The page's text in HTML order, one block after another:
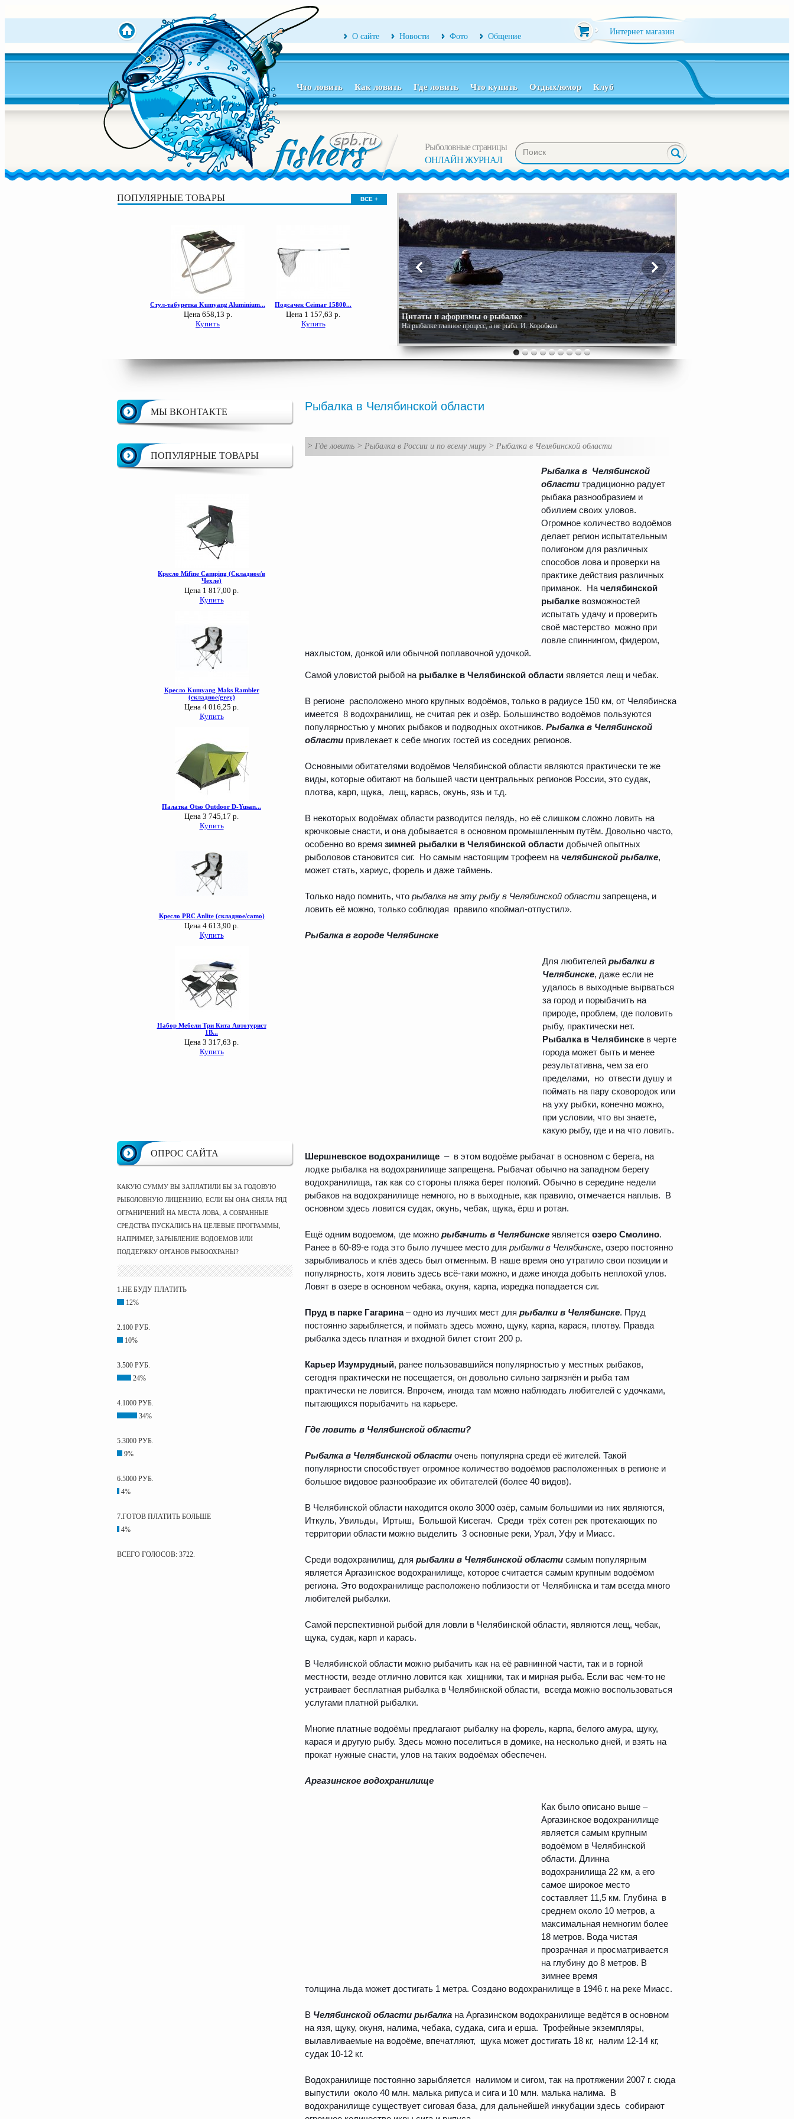
О сайте Новости Фото Общение
Интернет магазин
Что ловить Как ловить Где ловить Что купить Отдых/юмор Клуб
Рыболовные страницы
ОНЛАЙН ЖУРНАЛ
ПОПУЛЯРНЫЕ ТОВАРЫ ВСЕ +
Цитаты и афоризмы о рыбалке
На рыбалке главное процесс, а не рыба. И. Коробков
МЫ ВКОНТАКТЕ
ПОПУЛЯРНЫЕ ТОВАРЫ
ОПРОС САЙТА
КАКУЮ СУММУ ВЫ ЗАПЛАТИЛИ БЫ ЗА ГОДОВУЮ
РЫБОЛОВНУЮ ЛИЦЕНЗИЮ, ЕСЛИ БЫ ОНА СНЯЛА РЯД
ОГРАНИЧЕНИЙ НА МЕСТА ЛОВА, А СОБРАННЫЕ
СРЕДСТВА ПУСКАЛИСЬ НА ЦЕЛЕВЫЕ ПРОГРАММЫ,
НАПРИМЕР, ЗАРЫБЛЕНИЕ ВОДОЕМОВ ИЛИ
ПОДДЕРЖКУ ОРГАНОВ РЫБООХРАНЫ?
1.НЕ БУДУ ПЛАТИТЬ
12%
2.100 РУБ.
10%
3.500 РУБ.
24%
4.1000 РУБ.
34%
5.3000 РУБ.
9%
6.5000 РУБ.
4%
7.ГОТОВ ПЛАТИТЬ БОЛЬШЕ
4%
ВСЕГО ГОЛОСОВ: 3722.
Рыбалка в Челябинской области
> Где ловить > Рыбалка в России и по всему миру > Рыбалка в Челябинской области
Рыбалка в Челябинской
области традиционно радует
рыбака разнообразием и
обилием своих уловов.
Огромное количество водоёмов
делает регион испытательным
полигоном для различных
способов лова и проверки на
практике действия различных
приманок. На челябинской
рыбалке возможностей
испытать удачу и проверить
своё мастерство можно при
ловле спиннингом, фидером,
нахлыстом, донкой или обычной поплавочной удочкой.
Самой уловистой рыбой на рыбалке в Челябинской области является лещ и чебак.
В регионе расположено много крупных водоёмов, только в радиусе 150 км, от Челябинска
имеется 8 водохранилищ, не считая рек и озёр. Большинство водоёмов пользуются
популярностью у многих рыбаков и подводных охотников. Рыбалка в Челябинской
области привлекает к себе многих гостей из соседних регионов.
Основными обитателями водоёмов Челябинской области являются практически те же
виды, которые обитают на большей части центральных регионов России, это судак,
плотва, карп, щука, лещ, карась, окунь, язь и т.д.
В некоторых водоёмах области разводится пелядь, но её слишком сложно ловить на
крючковые снасти, и она добывается в основном промышленным путём. Довольно часто,
особенно во время зимней рыбалки в Челябинской области добычей опытных
рыболовов становится сиг. Но самым настоящим трофеем на челябинской рыбалке,
может стать, хариус, форель и даже таймень.
Только надо помнить, что рыбалка на эту рыбу в Челябинской области запрещена, и
ловить её можно, только соблюдая правило «поймал-отпустил».
Рыбалка в городе Челябинске
Для любителей рыбалки в
Челябинске, даже если не
удалось в выходные вырваться
за город и порыбачить на
природе, проблем, где половить
рыбу, практически нет.
Рыбалка в Челябинске в черте
города может быть и менее
результативна, чем за его
пределами, но отвести душу и
поймать на пару сковородок или
на уху рыбки, конечно можно,
при условии, что вы знаете,
какую рыбу, где и на что ловить.
Шершневское водохранилище – в этом водоёме рыбачат в основном с берега, на
лодке рыбалка на водохранилище запрещена. Рыбачат обычно на западном берегу
водохранилища, так как со стороны пляжа берег пологий. Обычно в середине недели
рыбаков на водохранилище немного, но в выходные, как правило, отмечается наплыв. В
основном здесь ловится судак, окунь, чебак, щука, ёрш и ротан.
Ещё одним водоемом, где можно рыбачить в Челябинске является озеро Смолино.
Ранее в 60-89-е года это было лучшее место для рыбалки в Челябинске, озеро постоянно
зарыбливалось и клёв здесь был отменным. В наше время оно утратило свои позиции и
популярность, хотя ловить здесь всё-таки можно, и даже иногда добыть неплохой улов.
Ловят в озере в основном чебака, окуня, карпа, изредка попадается сиг.
Пруд в парке Гагарина– одно из лучших мест для рыбалки в Челябинске. Пруд
постоянно зарыбляется, и поймать здесь можно, щуку, карпа, карася, плотву. Правда
рыбалка здесь платная и входной билет стоит 200 р.
Карьер Изумрудный, ранее пользовавшийся популярностью у местных рыбаков,
сегодня практически не посещается, он довольно сильно загрязнён и рыба там
практически не ловится. Впрочем, иногда там можно наблюдать любителей с удочками,
пытающихся порыбачить на карьере.
Где ловить в Челябинской области?
Рыбалка в Челябинской области очень популярна среди её жителей. Такой
популярности способствует огромное количество водоёмов расположенных в регионе и
большое видовое разнообразие их обитателей (более 40 видов).
В Челябинской области находится около 3000 озёр, самым большими из них являются,
Иткуль, Увильды, Иртыш, Большой Кисегач. Среди трёх сотен рек протекающих по
территории области можно выделить 3 основные реки, Урал, Уфу и Миасс.
Среди водохранилищ, для рыбалки в Челябинской области самым популярным
является Аргазинское водохранилище, которое считается самым крупным водоёмом
региона. Это водохранилище расположено поблизости от Челябинска и там всегда много
любителей рыбалки.
Самой перспективной рыбой для ловли в Челябинской области, являются лещ, чебак,
щука, судак, карп и карась.
В Челябинской области можно рыбачить как на её равнинной части, так и в горной
местности, везде отлично ловится как хищники, так и мирная рыба. Если вас чем-то не
устраивает бесплатная рыбалка в Челябинской области, всегда можно воспользоваться
услугами платной рыбалки.
Многие платные водоёмы предлагают рыбалку на форель, карпа, белого амура, щуку,
карася и другую рыбу. Здесь можно поселиться в домике, на несколько дней, и взять на
прокат нужные снасти, улов на таких водоёмах обеспечен.
Аргазинское водохранилище
Как было описано выше –
Аргазинское водохранилище
является самым крупным
водоёмом в Челябинской
области. Длинна
водохранилища 22 км, а его
самое широкое место
составляет 11,5 км. Глубина в
среднем около 10 метров, а
максимальная немногим более
18 метров. Вода чистая
прозрачная и просматривается
на глубину до 8 метров. В
зимнее время
толщина льда может достигать 1 метра. Создано водохранилище в 1946 г. на реке Миасс.
В Челябинской области рыбалка на Аргазинском водохранилище ведётся в основном
на язя, щуку, окуня, налима, чебака, судака, сига и ерша. Трофейные экземпляры,
вылавливаемые на водоёме, впечатляют, щука может достигать 18 кг, налим 12-14 кг,
судак 10-12 кг.
Водохранилище постоянно зарыбляется налимом и сигом, так на протяжении 2007 г. сюда
выпустили около 40 млн. малька рипуса и сига и 10 млн. малька налима. В
водохранилище существует сиговая база, для дальнейшей инкубации здесь собирают